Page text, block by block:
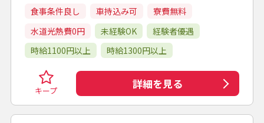
食事条件良し
車持込み可
寮費無料
水道光熱費0円
未経験OK
経験者優遇
時給1100円以上
時給1300円以上
キープ 詳細を見る